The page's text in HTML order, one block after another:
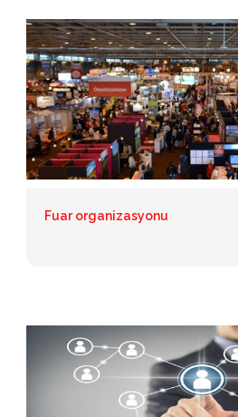
Fuar organizasyonu